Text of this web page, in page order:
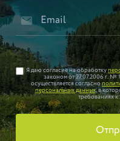
Я даю согласие на обработку
законом от 27.07.2006 г. №
осуществляется согласно
персональных данных, в
требованиях к